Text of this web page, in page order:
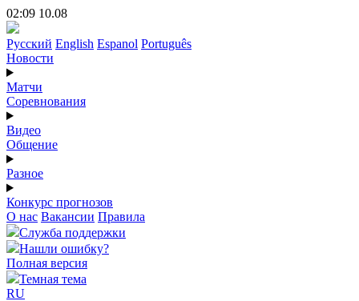
02:09 10.08
Русский English Espanol Português
Новости
Матчи
Соревнования
Видео
Общение
Разное
Конкурс прогнозов
О нас Вакансии Правила
Служба поддержки
Нашли ошибку?
Полная версия
Темная тема
RU